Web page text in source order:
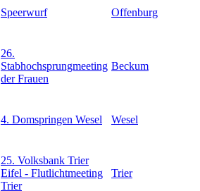
Speerwurf Offenburg
26.
Stabhochsprungmeeting
der Frauen
Beckum
4. Domspringen Wesel Wesel
25. Volksbank Trier
Eifel - Flutlichtmeeting
Trier
Trier